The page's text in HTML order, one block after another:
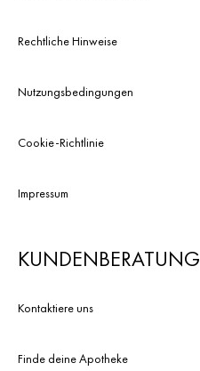
Cookies und
Performance-
Rechtliche Hinweise
Nutzungsbedingungen
Cookie-Richtlinie
Impressum
KUNDENBERATUNG
Kontaktiere uns
Finde deine Apotheke